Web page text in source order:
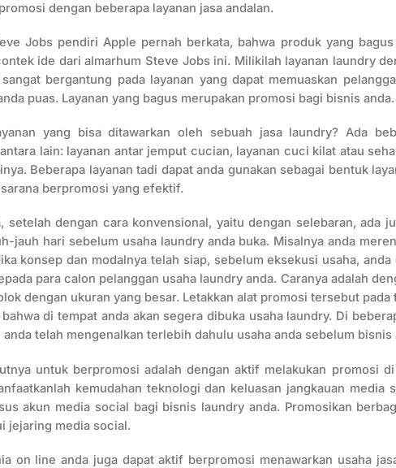
dengan beberapa layanan jasa andalan.
Jobs pendiri Apple pernah berkata, bahwa produk yang
ide dari almarhum Steve Jobs ini. Milikilah layanan laundry
bergantung pada layanan yang dapat memuaskan
puas. Layanan yang bagus merupakan promosi bagi bisnis anda.
yang bisa ditawarkan oleh sebuah jasa laundry? Ada
lain: layanan antar jemput cucian, layanan cuci kilat atau
Beberapa layanan tadi dapat anda gunakan sebagai bentuk
berpromosi yang efektif.
setelah dengan cara konvensional, yaitu dengan selebaran, ada
jauh hari sebelum usaha laundry anda buka. Misalnya anda
konsep dan modalnya telah siap, sebelum eksekusi usaha,
para calon pelanggan usaha laundry anda. Caranya adalah
dengan ukuran yang besar. Letakkan alat promosi tersebut
di tempat anda akan segera dibuka usaha laundry. Di
telah mengenalkan terlebih dahulu usaha anda sebelum
untuk berpromosi adalah dengan aktif melakukan promosi
kemudahan teknologi dan keluasan jangkauan media
akun media social bagi bisnis laundry anda. Promosikan
jejaring media social.
on line anda juga dapat aktif berpromosi menawarkan usaha